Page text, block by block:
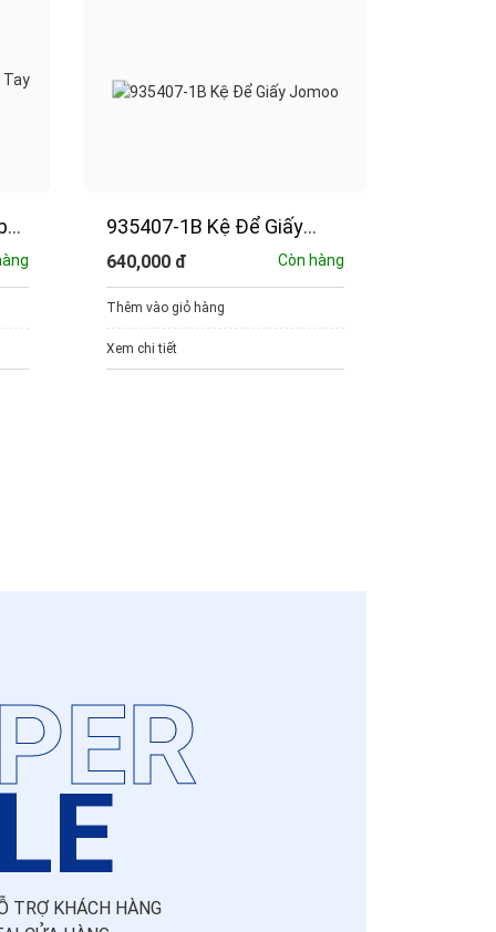
935407-1B Kệ Để Giấy
Jomoo
640,000 đ Còn hàng
Thêm vào giỏ hàng
Xem chi tiết
TRỢ KHÁCH HÀNG